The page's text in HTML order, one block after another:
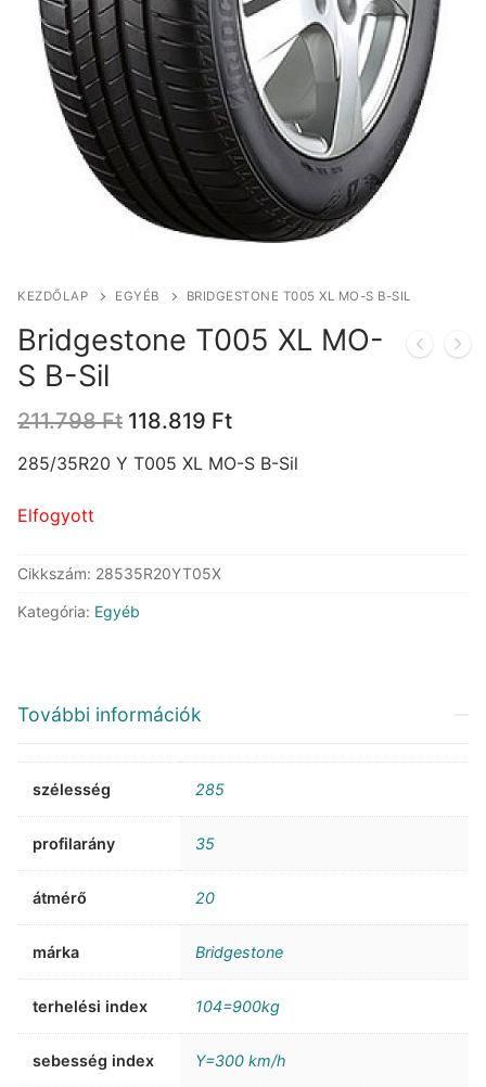
KEZDŐLAP EGYÉB BRIDGESTONE T005 XL MO-S B-SIL
Bridgestone T005 XL MO-
S B-Sil
211.798Ft Original
was:
118.819 FtCurrent
is:
285/35R20 Y T005 XL MO-S B-Sil
Elfogyott
Cikkszám: 28535R20YT05X
Kategória: Egyéb
További információk
szélesség 285
profilarány 35
átmérő 20
márka Bridgestone
terhelési index 104=900kg
sebesség index Y=300 km/h